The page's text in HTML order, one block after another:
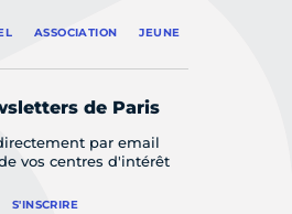
ASSOCIATION JEUNE
de Paris
par email
vos centres d'intérêt
S'INSCRIRE